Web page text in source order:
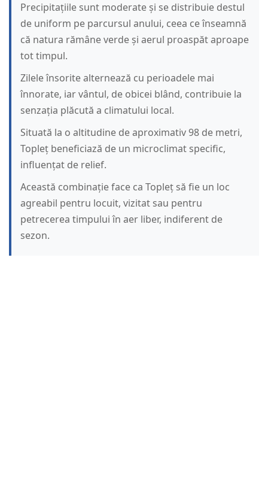
Precipitațiile sunt moderate și se distribuie destul
de uniform pe parcursul anului, ceea ce înseamnă
că natura rămâne verde și aerul proaspăt aproape
tot timpul.
Zilele însorite alternează cu perioadele mai
înnorate, iar vântul, de obicei blând, contribuie la
senzația plăcută a climatului local.
Situată la o altitudine de aproximativ 98 de metri,
Topleț beneficiază de un microclimat specific,
influențat de relief.
Această combinație face ca Topleț să fie un loc
agreabil pentru locuit, vizitat sau pentru
petrecerea timpului în aer liber, indiferent de
sezon.